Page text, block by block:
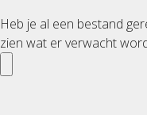
Heb je al een bestand
zien wat er verwacht